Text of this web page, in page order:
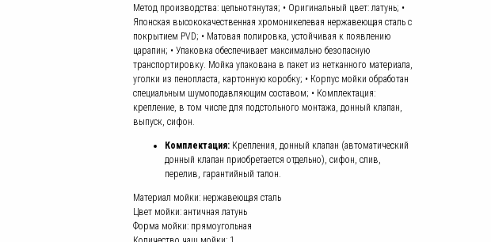
Метод производства: цельнотянутая; • Оригинальный цвет: латунь; •
Японская высококачественная хромоникелевая нержавеющая сталь с
покрытием PVD; • Матовая полировка, устойчивая к появлению
царапин; • Упаковка обеспечивает максимально безопасную
транспортировку. Мойка упакована в пакет из нетканного материала,
уголки из пенопласта, картонную коробку; • Корпус мойки обработан
специальным шумоподавляющим составом; • Комплектация:
крепление, в том числе для подстольного монтажа, донный клапан,
выпуск, сифон.
Комплектация: Крепления, донный клапан (автоматический
донный клапан приобретается отдельно), сифон, слив,
перелив, гарантийный талон.
Материал мойки: нержавеющая сталь
Цвет мойки: античная латунь
Форма мойки: прямоугольная